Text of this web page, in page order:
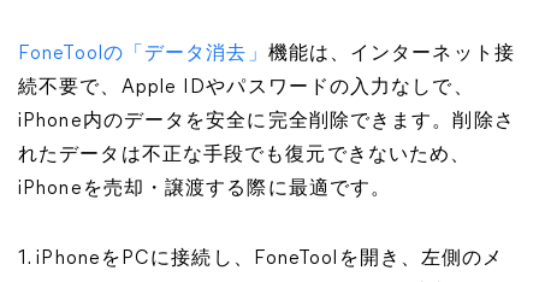
FoneToolの「データ消去」 機能は、インターネット接
続不要で、Apple IDやパスワードの入力なしで、
iPhone内のデータを安全に完全削除できます。削除さ
れたデータは不正な手段でも復元できないため、
iPhoneを売却・譲渡する際に最適です。
1. iPhoneをPCに接続し、FoneToolを開き、左側のメ